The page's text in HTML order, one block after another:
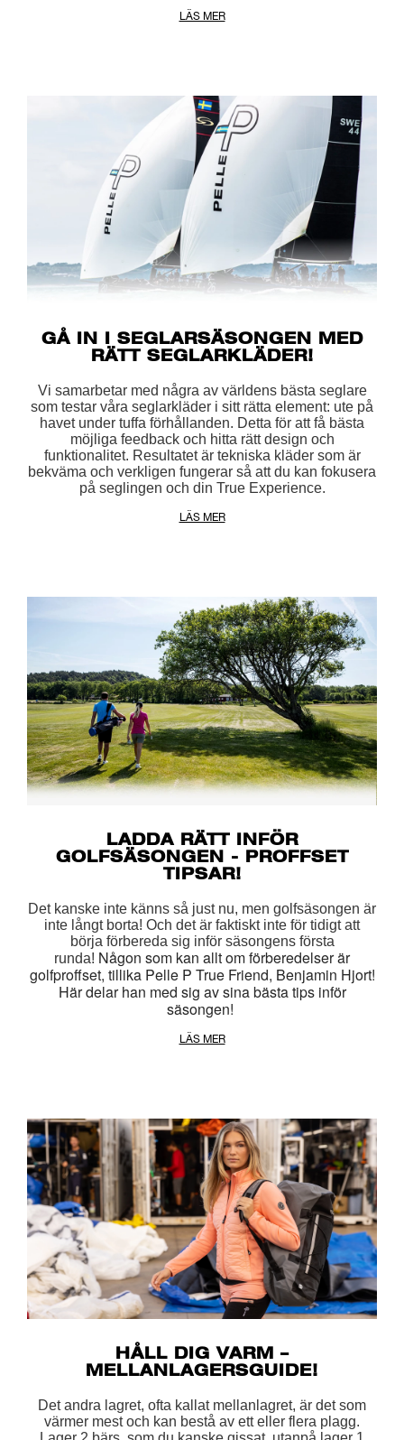
LÄS MER
GÅ IN I SEGLARSÄSONGEN MED
RÄTT SEGLARKLÄDER!
Vi samarbetar med några av världens bästa seglare
som testar våra seglarkläder i sitt rätta element: ute på
havet under tuffa förhållanden. Detta för att få bästa
möjliga feedback och hitta rätt design och
funktionalitet. Resultatet är tekniska kläder som är
bekväma och verkligen fungerar så att du kan fokusera
på seglingen och din True Experience.
LÄS MER
LADDA RÄTT INFÖR
GOLFSÄSONGEN - PROFFSET
TIPSAR!
Det kanske inte känns så just nu, men golfsäsongen är
inte långt borta! Och det är faktiskt inte för tidigt att
börja förbereda sig inför säsongens första
runda! Någon som kan allt om förberedelser är
golfproffset, tillika Pelle P True Friend, Benjamin Hjort!
Här delar han med sig av sina bästa tips inför
säsongen!
LÄS MER
HÅLL DIG VARM –
MELLANLAGERSGUIDE!
Det andra lagret, ofta kallat mellanlagret, är det som
värmer mest och kan bestå av ett eller flera plagg.